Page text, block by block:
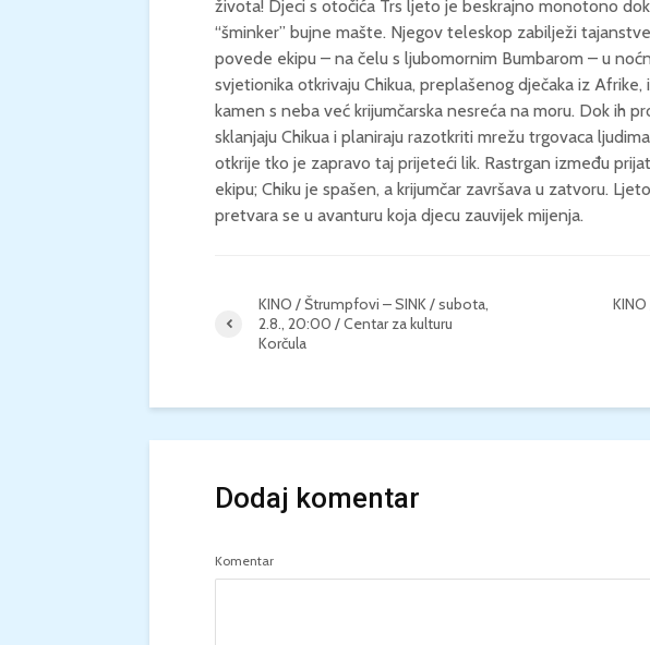
života! Djeci s otočića Trs ljeto je beskrajno monotono
“šminker” bujne mašte. Njegov teleskop zabilježi
povede ekipu – na čelu s ljubomornim Bumbarom – u
svjetionika otkrivaju Chikua, preplašenog dječaka iz Afrike,
kamen s neba već krijumčarska nesreća na moru. Dok ih
sklanjaju Chikua i planiraju razotkriti mrežu trgovaca
otkrije tko je zapravo taj prijeteći lik. Rastrgan između
ekipu; Chiku je spašen, a krijumčar završava u zatvoru.
pretvara se u avanturu koja djecu zauvijek mijenja.
KINO / Štrumpfovi – SINK / subota,
2.8., 20:00 / Centar za kulturu
Korčula
Dodaj komentar
Komentar
Neli
Atrij